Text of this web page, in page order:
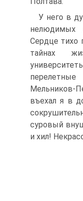
У него в
нелюдимых
Сердце тихо
тайнах
Мельников-
въехал я в
суровый
и хил!